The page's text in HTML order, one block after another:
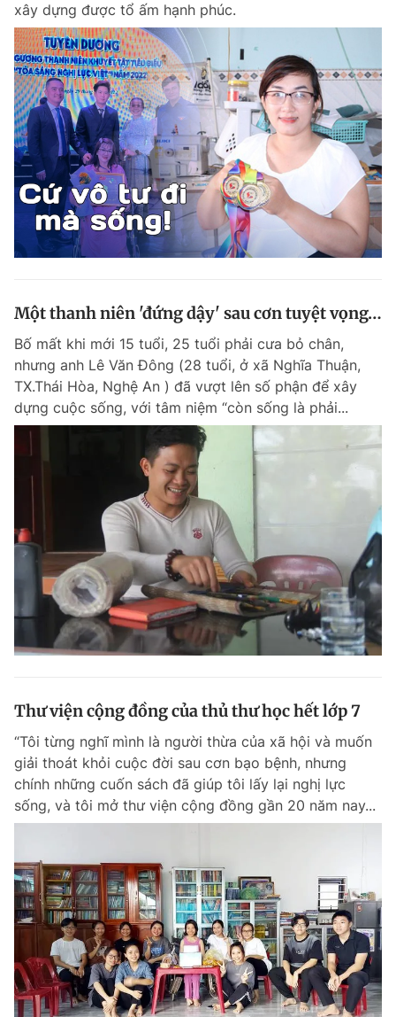
xây dựng được tổ ấm hạnh phúc.
Một thanh niên 'đứng dậy' sau cơn tuyệt vọng…
Bố mất khi mới 15 tuổi, 25 tuổi phải cưa bỏ chân,
nhưng anh Lê Văn Đông (28 tuổi, ở xã Nghĩa Thuận,
TX.Thái Hòa, Nghệ An ) đã vượt lên số phận để xây
dựng cuộc sống, với tâm niệm “còn sống là phải...
Thư viện cộng đồng của thủ thư học hết lớp 7
“Tôi từng nghĩ mình là người thừa của xã hội và muốn
giải thoát khỏi cuộc đời sau cơn bạo bệnh, nhưng
chính những cuốn sách đã giúp tôi lấy lại nghị lực
sống, và tôi mở thư viện cộng đồng gần 20 năm nay...